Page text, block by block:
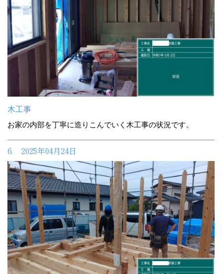
木工事
お家の内部を丁寧に造りこんでいく木工事の状況です。
6. 2025年04月24日